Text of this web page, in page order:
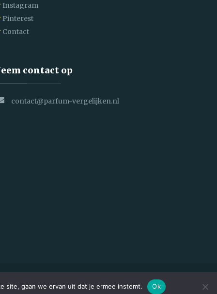
Instagram
Pinterest
Contact
contact op
contact@parfum-vergelijken.nl
site, gaan we ervan uit dat je ermee instemt. Ok